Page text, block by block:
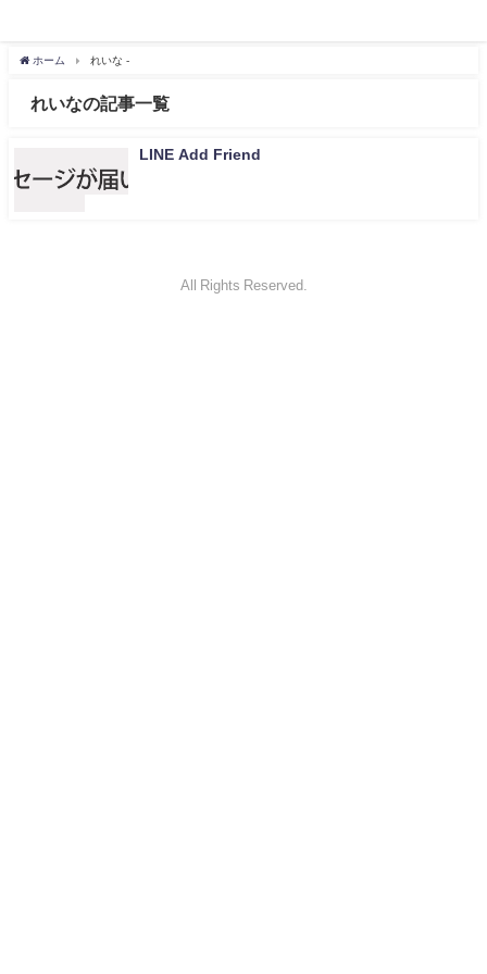
ホーム れいな -
れいなの記事一覧
LINE Add Friend
All Rights Reserved.